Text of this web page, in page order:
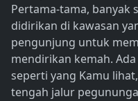
Pertama-tama, banyak
didirikan di kawasan
pengunjung untuk
mendirikan kemah.
seperti yang Kamu
tengah jalur